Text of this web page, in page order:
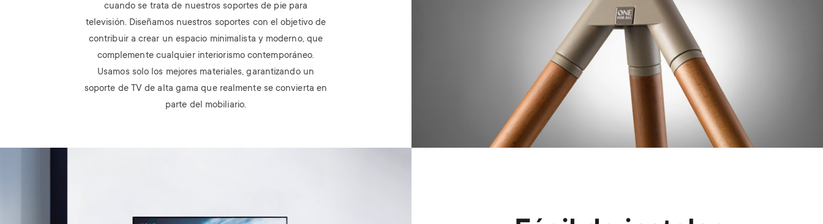
cuando se trata de nuestros soportes de pie para
televisión. Diseñamos nuestros soportes con el objetivo de
contribuir a crear un espacio minimalista y moderno, que
complemente cualquier interiorismo contemporáneo.
Usamos solo los mejores materiales, garantizando un
soporte de TV de alta gama que realmente se convierta en
parte del mobiliario.